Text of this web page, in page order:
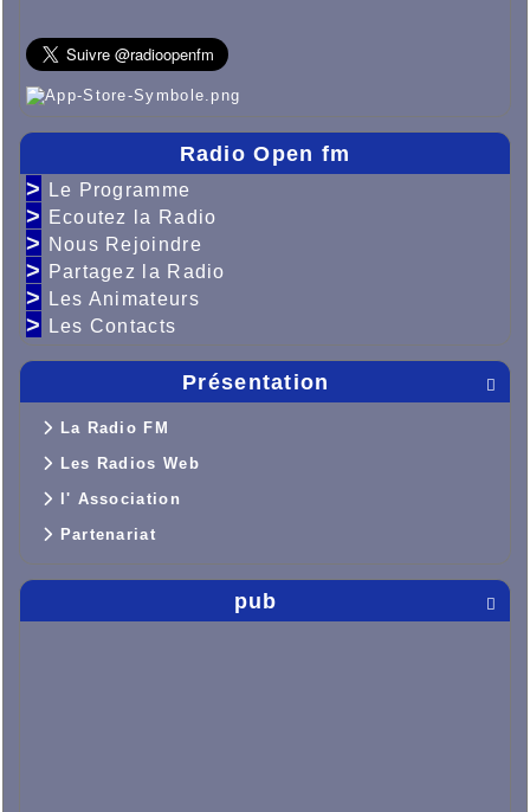
Radio Open fm
> Le Programme
> Ecoutez la Radio
> Nous Rejoindre
> Partagez la Radio
> Les Animateurs
> Les Contacts

Présentation
La Radio FM
Les Radios Web
l' Association
Partenariat

pub